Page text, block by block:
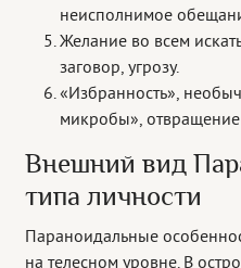
неисполнимое
Желание во всем
заговор, угрозу.
«Избранность»,
микробы», отвращение
Внешний вид
типа личности
Параноидальные
на телесном уровне. В